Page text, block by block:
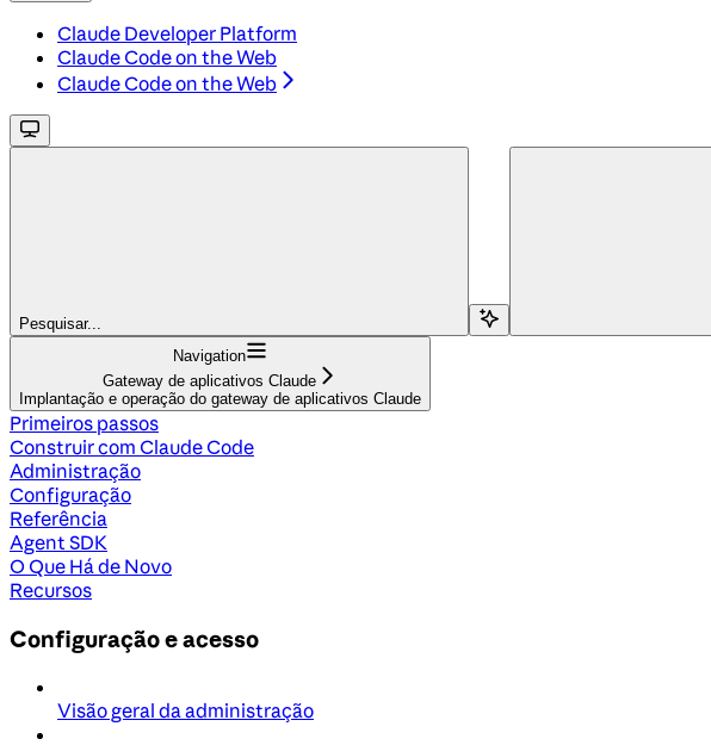
Claude Developer Platform
Claude Code on the Web
Claude Code on the Web
Pesquisar...
Navigation
Gateway de aplicativos Claude
Implantação e operação do gateway de aplicativos Claude
Primeiros passos
Construir com Claude Code
Administração
Configuração
Referência
Agent SDK
O Que Há de Novo
Recursos
Configuração e acesso
Visão geral da administração